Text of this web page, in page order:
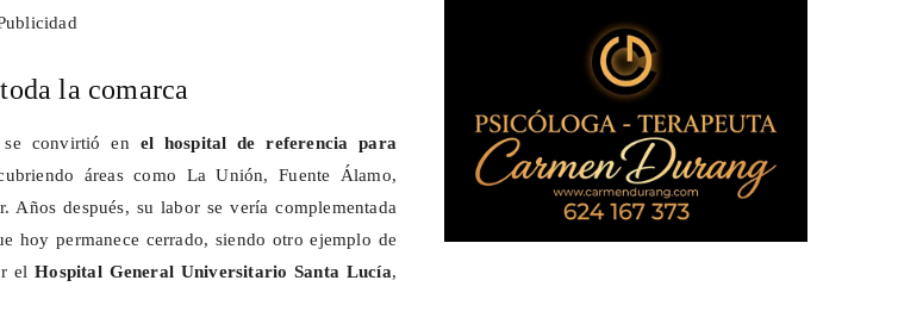
la comarca
se convirtió en el hospital de referencia para
áreas como La Unión, Fuente Álamo,
Años después, su labor se vería complementada
hoy permanece cerrado, siendo otro ejemplo de
elHospital General Universitario Santa Lucía,